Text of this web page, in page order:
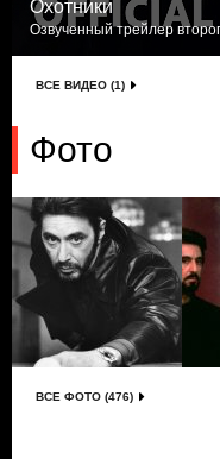
Охотники
Озвученный трейлер
ВСЕ ВИДЕО (1)
Фото
ВСЕ ФОТО (476)